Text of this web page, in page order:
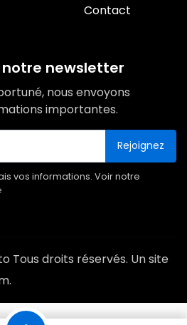
Contact
newsletter
nous envoyons
importantes.
Rejoignez
vos informations. Voir notre
Tous droits réservés. Un site